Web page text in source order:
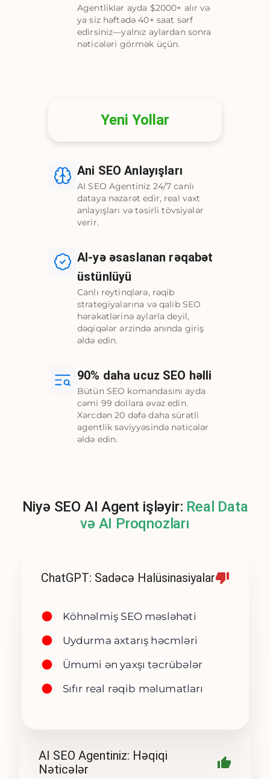
Agentliklər ayda $2000+ alır və
ya siz həftədə 40+ saat sərf
edirsiniz—yalnız aylardan sonra
nəticələri görmək üçün.
Yeni Yollar
Ani SEO Anlayışları
AI SEO Agentiniz 24/7 canlı
dataya nəzarət edir, real vaxt
anlayışları və təsirli tövsiyələr
verir.
AI-yə əsaslanan rəqabət
üstünlüyü
Canlı reytinqlərə, rəqib
strategiyalarına və qalib SEO
hərəkətlərinə aylarla deyil,
dəqiqələr ərzində anında giriş
əldə edin.
90% daha ucuz SEO həlli
Bütün SEO komandasını ayda
cəmi 99 dollara əvəz edin.
Xərcdən 20 dəfə daha sürətli
agentlik səviyyəsində nəticələr
əldə edin.
Niyə SEO AI Agent işləyir: Real Data
və AI Proqnozları
ChatGPT: Sadəcə Halüsinasiyalar
Köhnəlmiş SEO məsləhəti
Uydurma axtarış həcmləri
Ümumi ən yaxşı təcrübələr
Sıfır real rəqib məlumatları
AI SEO Agentiniz: Həqiqi
Nəticələr